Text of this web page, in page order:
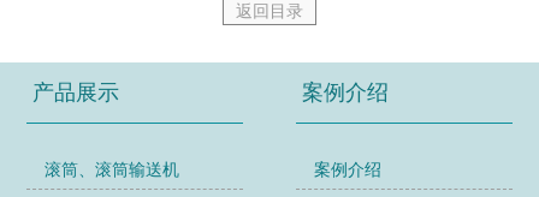
返回目录
产品展示
滚筒、滚筒输送机
案例介绍
案例介绍